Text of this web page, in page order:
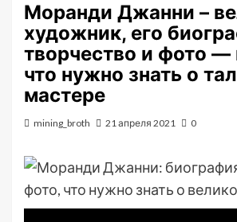
Моранди Джанни –
художник, его
творчество и фото —
что нужно знать о
мастере
mining_broth 21 апреля 2021 0